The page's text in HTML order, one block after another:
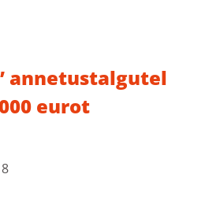
annetustalgutel
eurot